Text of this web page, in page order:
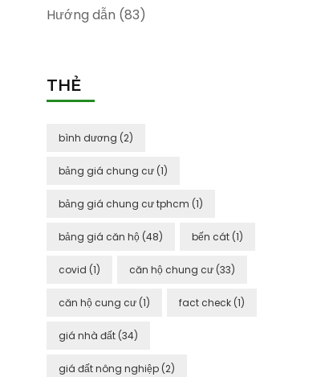
Hướng dẫn (83)
THẺ
bình dương (2)
bảng giá chung cư (1)
bảng giá chung cư tphcm (1)
bảng giá căn hộ (48) bến cát (1)
covid (1) căn hộ chung cư (33)
căn hộ cung cư (1) fact check (1)
giá nhà đất (34)
giá đất nông nghiệp (2)